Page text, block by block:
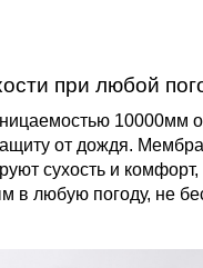
при любой
10000мм
от дождя.
сухость и комфорт,
в любую погоду, не